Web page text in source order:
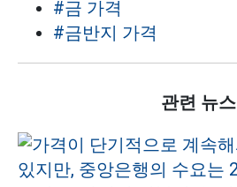
#금 가격
#금반지 가격
관련 뉴스